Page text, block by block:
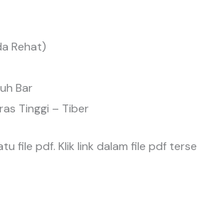
Rehat)
Bar
Tinggi – Tiber
file pdf. Klik link dalam file pdf